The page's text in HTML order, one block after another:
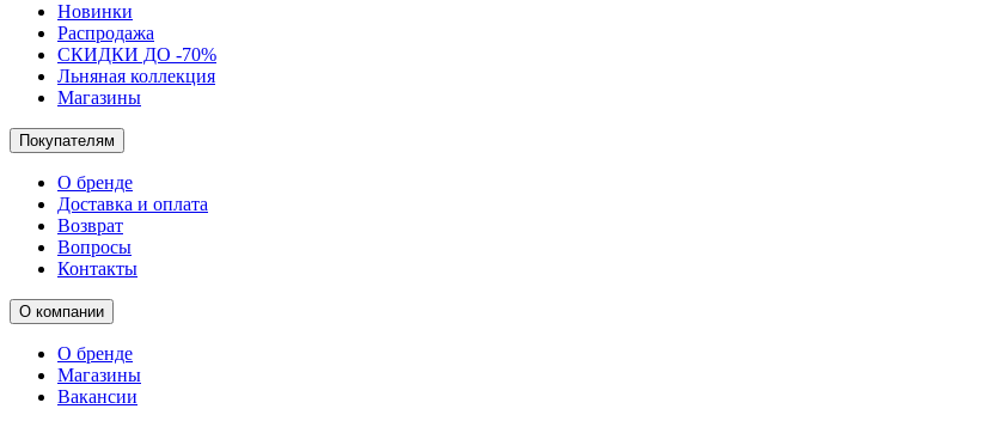
Новинки
Распродажа
СКИДКИ ДО -70%
Льняная коллекция
Магазины
Покупателям
О бренде
Доставка и оплата
Возврат
Вопросы
Контакты
О компании
О бренде
Магазины
Вакансии